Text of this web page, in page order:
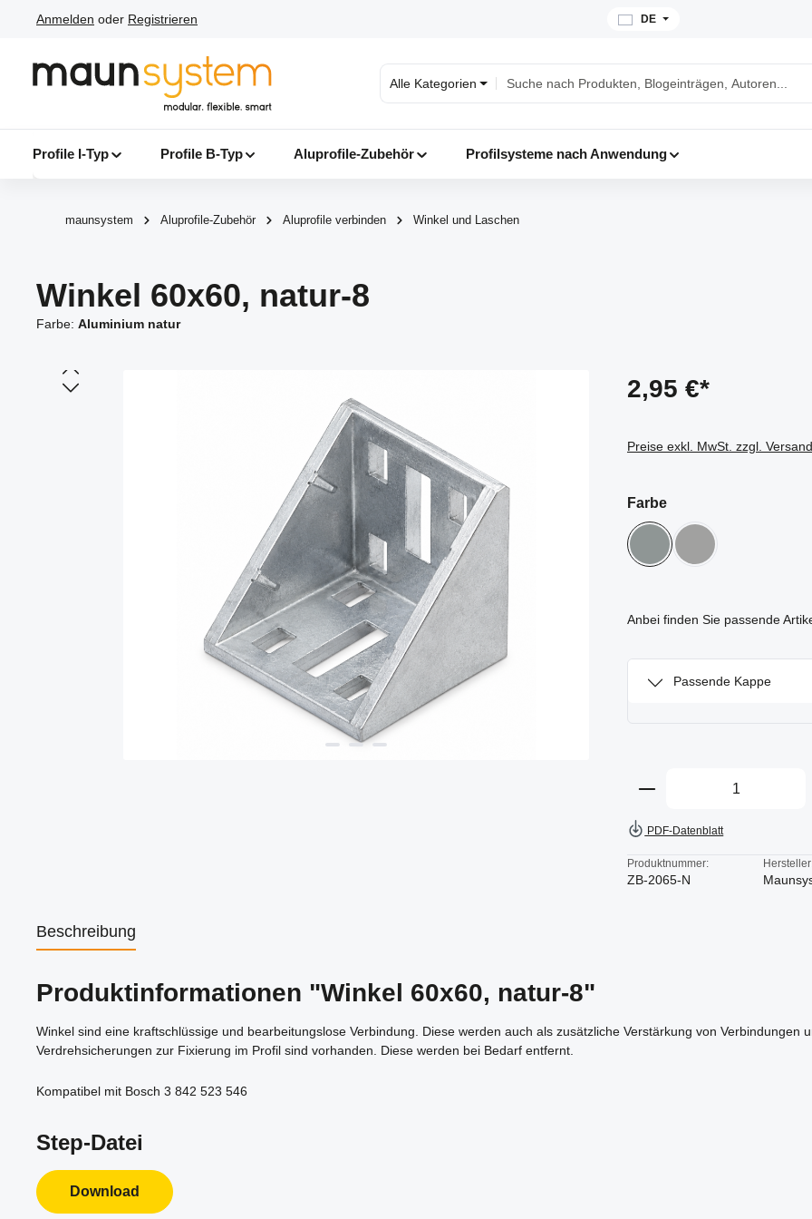
Hauptinhalt springen
Zur Suche springen
Zur Hauptnavigation springen
Anmelden oder Registrieren DE
Alle Kategorien
Profile I-Typ Profile B-Typ Aluprofile-Zubehör Profilsysteme nach Anwendung
maunsystem Aluprofile-Zubehör Aluprofile verbinden Winkel und Laschen
Winkel 60x60, natur-8
Farbe: Aluminium natur
2,95 €*
Preise exkl. MwSt. zzgl.
Farbeauswählen
Aluminium naturweißaluminium
Anbei finden Sie passende
Passende Kappe
Produkt Anzahl:
PDF-Datenblatt
Produktnummer:
ZB-2065-N
Beschreibung
Produktinformationen "Winkel 60x60, natur-8"
Winkel sind eine kraftschlüssige und bearbeitungslose Verbindung. Diese werden auch als zusätzliche Verstärkung von
Verdrehsicherungen zur Fixierung im Profil sind vorhanden. Diese werden bei Bedarf entfernt.
Kompatibel mit Bosch 3 842 523 546
Step-Datei
Download